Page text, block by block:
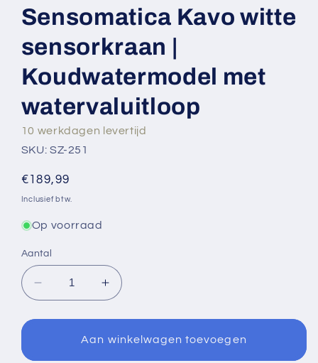
Sensomatica Kavo witte
sensorkraan |
Koudwatermodel met
watervaluitloop
10 werkdagen levertijd
SKU: SZ-251
Normale
prijs
€189,99
Inclusief btw.
Op voorraad
Aantal
Aantal
verlagen
voor
Sensomatica
Aantal
verhogen
voor
Sensomatica
Aan winkelwagen toevoegen